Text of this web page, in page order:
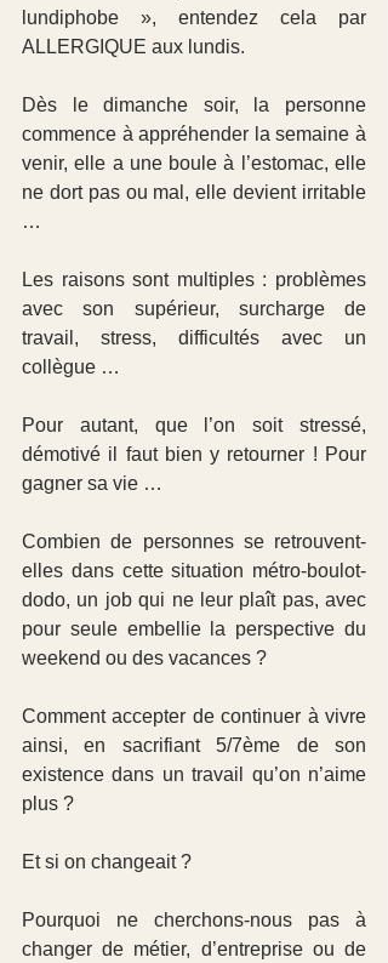
lundiphobe », entendez cela par
ALLERGIQUE aux lundis.
Dès le dimanche soir, la personne
commence à appréhender la semaine à
venir, elle a une boule à l’estomac, elle
ne dort pas ou mal, elle devient irritable
…
Les raisons sont multiples : problèmes
avec son supérieur, surcharge de
travail, stress, difficultés avec un
collègue …
Pour autant, que l’on soit stressé,
démotivé il faut bien y retourner ! Pour
gagner sa vie …
Combien de personnes se retrouvent-
elles dans cette situation métro-boulot-
dodo, un job qui ne leur plaît pas, avec
pour seule embellie la perspective du
weekend ou des vacances ?
Comment accepter de continuer à vivre
ainsi, en sacrifiant 5/7ème de son
existence dans un travail qu’on n’aime
plus ?
Et si on changeait ?
Pourquoi ne cherchons-nous pas à
changer de métier, d’entreprise ou de